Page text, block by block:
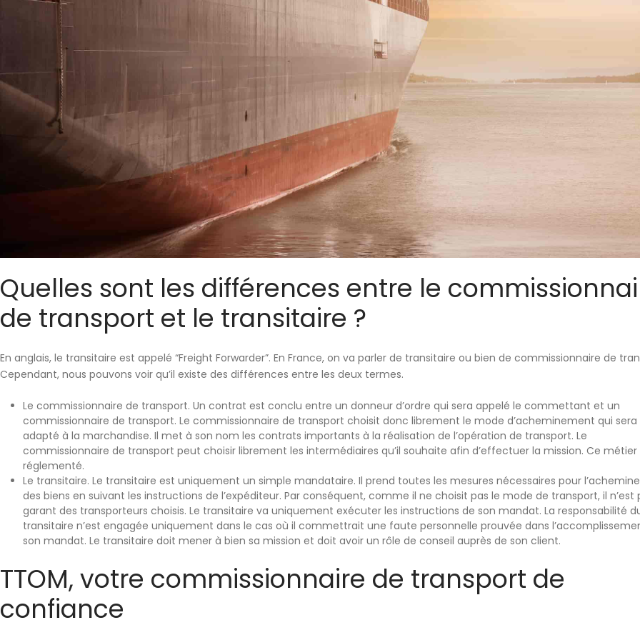
Quelles sont les différences entre le
de transport et le transitaire ?
En anglais, le transitaire est appelé “Freight Forwarder”. En France, on va parler de transitaire ou bien de commissionnaire de
Cependant, nous pouvons voir qu’il existe des différences entre les deux termes.
Le commissionnaire de transport. Un contrat est conclu entre un donneur d’ordre qui sera appelé le commettant et un
commissionnaire de transport. Le commissionnaire de transport choisit donc librement le mode d’acheminement qui sera
adapté à la marchandise. Il met à son nom les contrats importants à la réalisation de l’opération de transport. Le
commissionnaire de transport peut choisir librement les intermédiaires qu’il souhaite afin d’effectuer la mission. Ce
réglementé.
Le transitaire. Le transitaire est uniquement un simple mandataire. Il prend toutes les mesures nécessaires pour
des biens en suivant les instructions de l’expéditeur. Par conséquent, comme il ne choisit pas le mode de transport, il n’est
garant des transporteurs choisis. Le transitaire va uniquement exécuter les instructions de son mandat. La responsabilité
transitaire n’est engagée uniquement dans le cas où il commettrait une faute personnelle prouvée dans
son mandat. Le transitaire doit mener à bien sa mission et doit avoir un rôle de conseil auprès de son client.
TTOM, votre commissionnaire de transport de
confiance